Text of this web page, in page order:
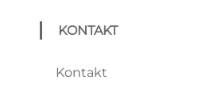
KONTAKT
Kontakt